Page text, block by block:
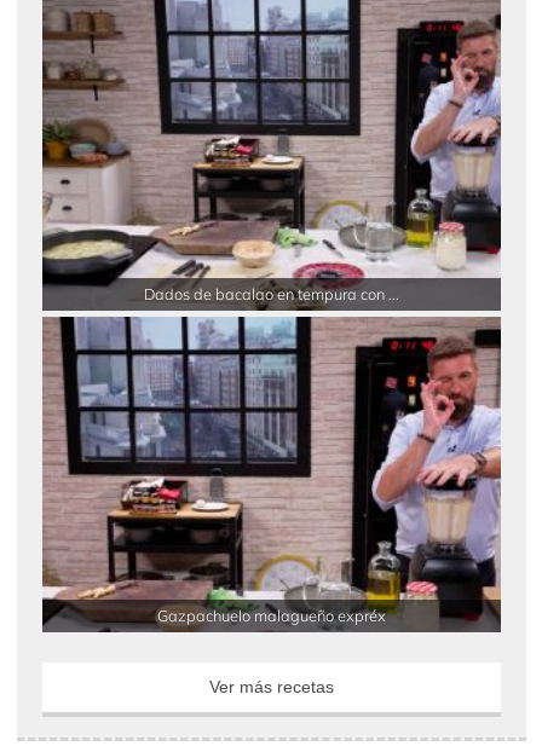
Dados de bacalao en tempura con ...
Gazpachuelo malagueño expréx
Ver más recetas